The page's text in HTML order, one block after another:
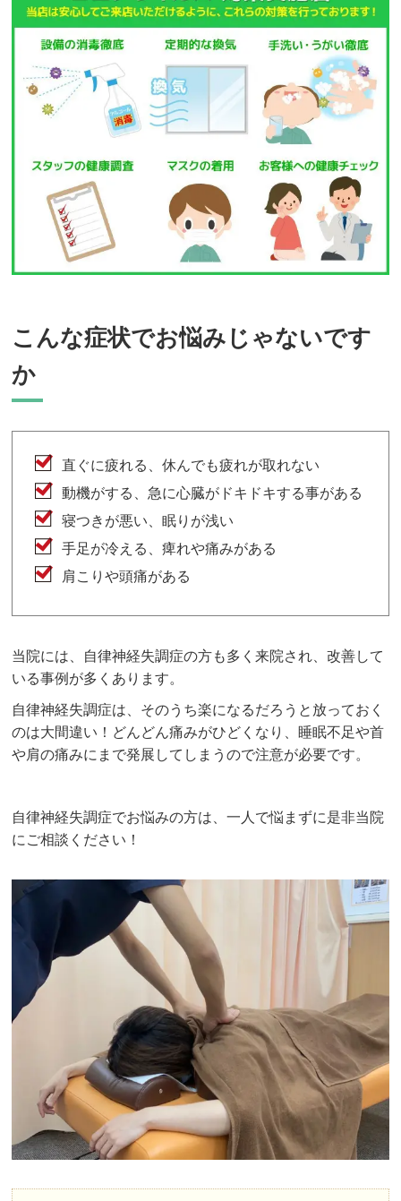
こんな症状でお悩みじゃないです
か
直ぐに疲れる、休んでも疲れが取れない
動機がする、急に心臓がドキドキする事がある
寝つきが悪い、眠りが浅い
手足が冷える、痺れや痛みがある
肩こりや頭痛がある
当院には、自律神経失調症の方も多く来院され、改善して
いる事例が多くあります。
自律神経失調症は、そのうち楽になるだろうと放っておく
のは大間違い！どんどん痛みがひどくなり、睡眠不足や首
や肩の痛みにまで発展してしまうので注意が必要です。
自律神経失調症でお悩みの方は、一人で悩まずに是非当院
にご相談ください！